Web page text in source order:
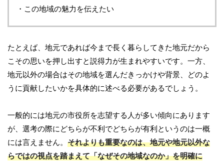
・この地域の魅力を伝えたい
たとえば、地元であれば今まで長く暮らしてきた地元だから
こその思いを押し出すと説得力が生まれやすいです。一方、
地元以外の場合はその地域を選んだきっかけや背景、どのよ
うに貢献したいかを具体的に述べる必要があるでしょう。
一般的には地元の市役所を志望する人が多い傾向にあります
が、選考の際にどちらが不利でどちらが有利というのは一概
には言えません。 それよりも重要なのは、地元や地元以外な
らではの視点を踏まえて「なぜその地域なのか」を明確に